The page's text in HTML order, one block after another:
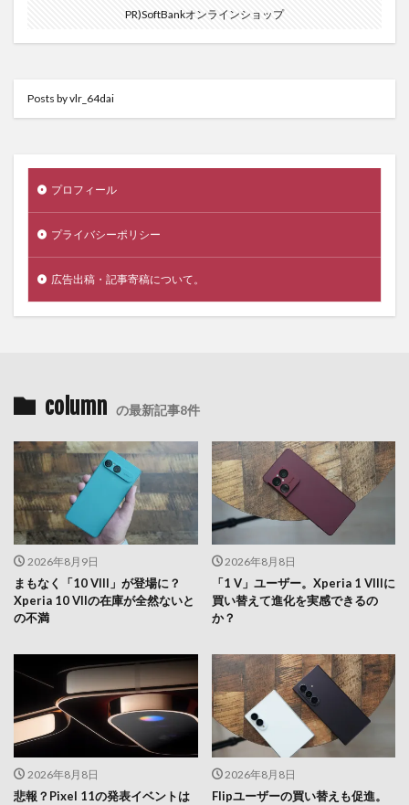
PR)SoftBankオンラインショップ
Posts by vlr_64dai
プロフィール
プライバシーポリシー
広告出稿・記事寄稿について。
column の最新記事8件
2026年8月9日
まもなく「10 VIII」が登場に？
Xperia 10 VIIの在庫が全然ないと
の不満
2026年8月8日
「1 V」ユーザー。Xperia 1 VIIIに
買い替えて進化を実感できるの
か？
2026年8月8日
悲報？Pixel 11の発表イベントは
2026年8月8日
Flipユーザーの買い替えも促進。